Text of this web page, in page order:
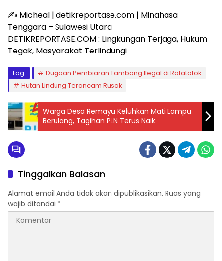
✍️ Micheal | detikreportase.com | Minahasa
Tenggara – Sulawesi Utara
DETIKREPORTASE.COM : Lingkungan Terjaga, Hukum
Tegak, Masyarakat Terlindungi
Tag:
Dugaan Pembiaran Tambang Ilegal di Ratatotok
Hutan Lindung Terancam Rusak
Warga Desa Remayu Keluhkan Mati Lampu
Berulang, Tagihan PLN Terus Naik
Tinggalkan Balasan
Alamat email Anda tidak akan dipublikasikan. Ruas yang
wajib ditandai *